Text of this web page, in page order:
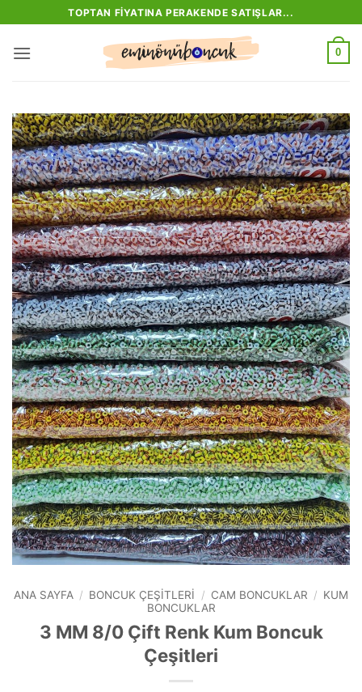
atla
TOPTAN FIYATINA PERAKENDE SATIŞLAR...
0
ANA SAYFA / BONCUK ÇEŞITLERI / CAM BONCUKLAR / KUM
BONCUKLAR
3 MM 8/0 Çift Renk Kum Boncuk
Çeşitleri